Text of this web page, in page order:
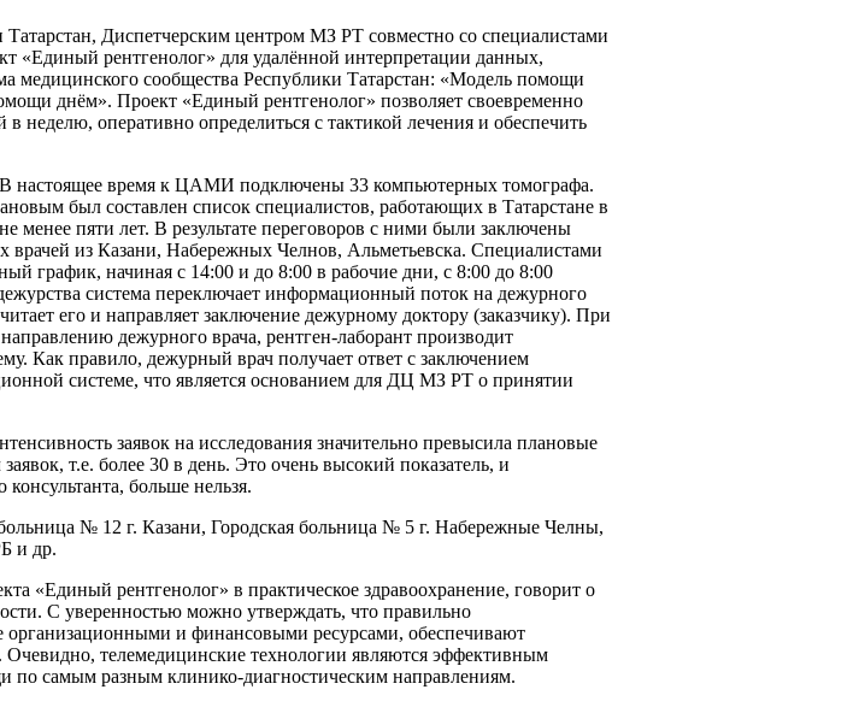
Диспетчерским центром МЗ РТ совместно со специалистами
«Единый рентгенолог» для удалённой интерпретации данных,
сообщества Республики Татарстан: «Модель помощи
днём». Проект «Единый рентгенолог» позволяет своевременно
неделю, оперативно определиться с тактикой лечения и обеспечить
В настоящее время к ЦАМИ подключены 33 компьютерных томографа.
был составлен список специалистов, работающих в Татарстане в
пяти лет. В результате переговоров с ними были заключены
из Казани, Набережных Челнов, Альметьевска. Специалистами
график, начиная с 14:00 и до 8:00 в рабочие дни, с 8:00 до 8:00
система переключает информационный поток на дежурного
его и направляет заключение дежурному доктору (заказчику). При
дежурного врача, рентген-лаборант производит
Как правило, дежурный врач получает ответ с заключением
системе, что является основанием для ДЦ МЗ РТ о принятии
заявок на исследования значительно превысила плановые
т.е. более 30 в день. Это очень высокий показатель, и
больше нельзя.
№ 12 г. Казани, Городская больница № 5 г. Набережные Челны,
и др.
«Единый рентгенолог» в практическое здравоохранение, говорит о
С уверенностью можно утверждать, что правильно
и финансовыми ресурсами, обеспечивают
телемедицинские технологии являются эффективным
самым разным клинико-диагностическим направлениям.